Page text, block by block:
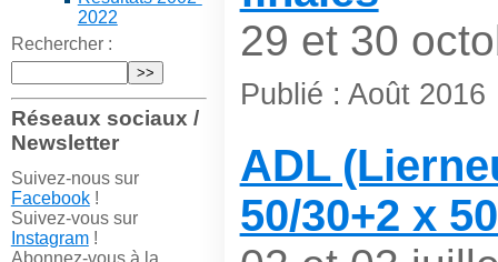
2022
Rechercher :
Réseaux sociaux /
Newsletter
Suivez-nous sur
Facebook!
Suivez-vous sur
Instagram!
Abonnez-vous à la
29 et 30
Publié : Août 2016
ADL
50/30+2 x